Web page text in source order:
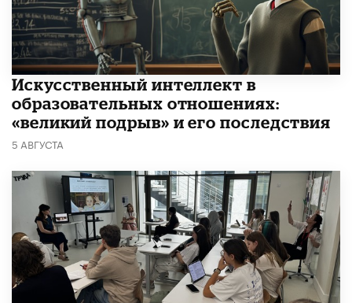
​Искусственный интеллект в
образовательных отношениях:
«великий подрыв» и его последствия
5 АВГУСТА